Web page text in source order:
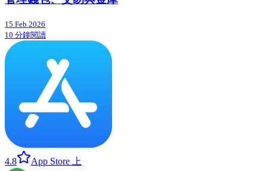
15 Feb 2026
10 分鐘閱讀
4.8 App Store 上